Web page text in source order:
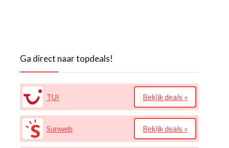
Ga direct naar topdeals!
TUI Bekijk deals »
Sunweb Bekijk deals »